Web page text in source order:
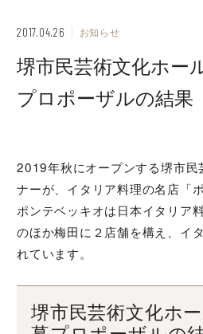
2017.04.26 お知らせ
堺市民芸術文化ホー
プロポーザルの結果
2019年秋にオープンする堺市民
ナーが、イタリア料理の名店「
ポンテベッキオは日本イタリア
のほか梅田に２店舗を構え、イ
れています。
堺市民芸術文化ホ